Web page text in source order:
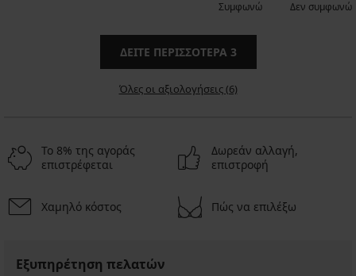
Συμφωνώ Δεν συμφωνώ
ΔΕΊΤΕ ΠΕΡΙΣΣΌΤΕΡΑ 3
Όλες οι αξιολογήσεις (6)
Το 8% της αγοράς
επιστρέφεται
Δωρεάν αλλαγή,
επιστροφή
Χαμηλό κόστος Πώς να επιλέξω
Εξυπηρέτηση πελατών